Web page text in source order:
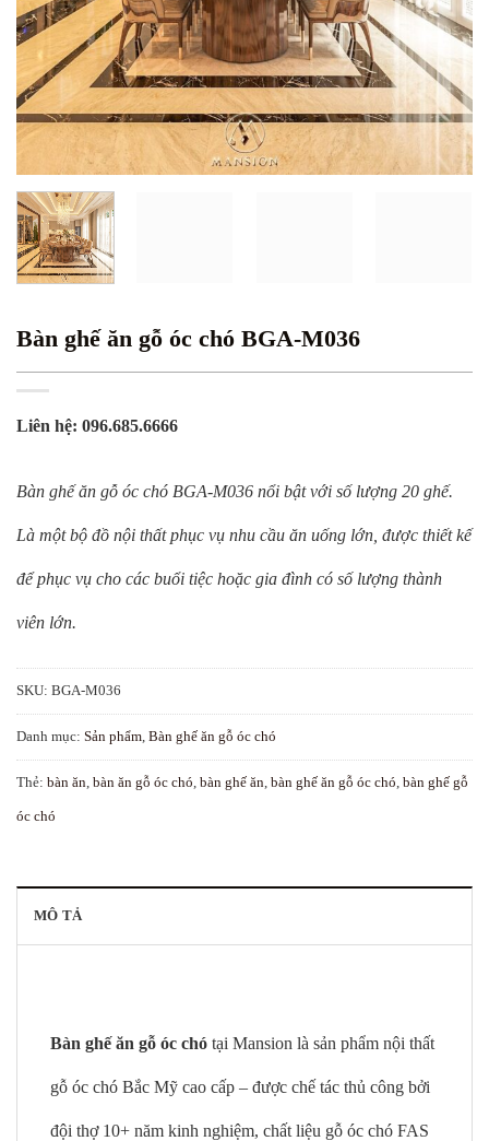
Bàn ghế ăn gỗ óc chó BGA-M036
Liên hệ: 096.685.6666
Bàn ghế ăn gỗ óc chó BGA-M036 nổi bật với số lượng 20 ghế.
Là một bộ đồ nội thất phục vụ nhu cầu ăn uống lớn, được thiết kế
để phục vụ cho các buổi tiệc hoặc gia đình có số lượng thành
viên lớn.
SKU: BGA-M036
Danh mục: Sản phẩm, Bàn ghế ăn gỗ óc chó
Thẻ: bàn ăn, bàn ăn gỗ óc chó, bàn ghế ăn, bàn ghế ăn gỗ óc chó, bàn ghế gỗ
óc chó
MÔ TẢ
Bàn ghế ăn gỗ óc chó tại Mansion là sản phẩm nội thất
gỗ óc chó Bắc Mỹ cao cấp – được chế tác thủ công bởi
đội thợ 10+ năm kinh nghiệm, chất liệu gỗ óc chó FAS